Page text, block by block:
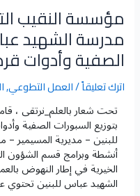
مؤسسة النقيب
مدرسة الشهيد
الصفية وأدوات
اترك تعليقاً/العمل التطوعي,
تحت شعار بالعلم_نرتقى ،
بتوزيع السبورات الصفية
للبنين – مديرية المسيمير
أنشطة وبرامج قسم الشؤون
الخيرية في إطار النهوض
الشهيد عباس للبنين تحتوي على